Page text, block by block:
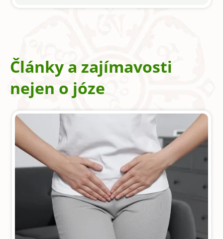
Články a zajímavosti
nejen o józe